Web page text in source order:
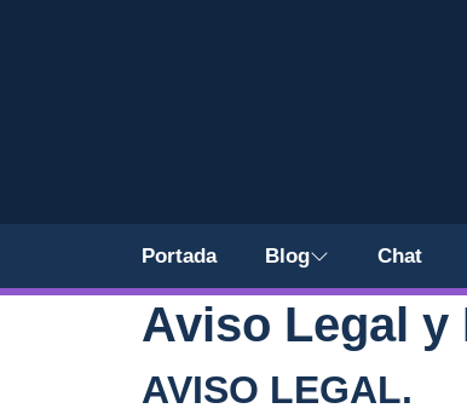
Portada Blog Chat
Aviso Legal y
AVISO LEGAL.